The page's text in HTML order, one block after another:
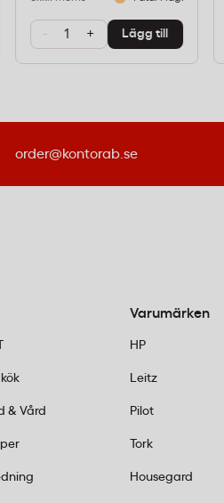
- + Lägg till
order@kontorab.se
& Vård
Varumärken
HP
Leitz
Pilot
Tork
Housegard